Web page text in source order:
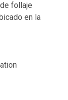
follaje
en la